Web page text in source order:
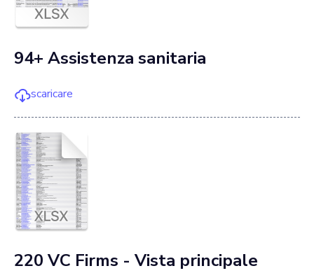
94+ Assistenza sanitaria
scaricare
220 VC Firms - Vista principale